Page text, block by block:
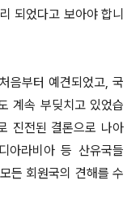
되었다고 보아야 합니
음부터 예견되었고, 국
계속 부딪치고 있었습
진전된 결론으로 나아
아라비아 등 산유국들
든 회원국의 견해를 수